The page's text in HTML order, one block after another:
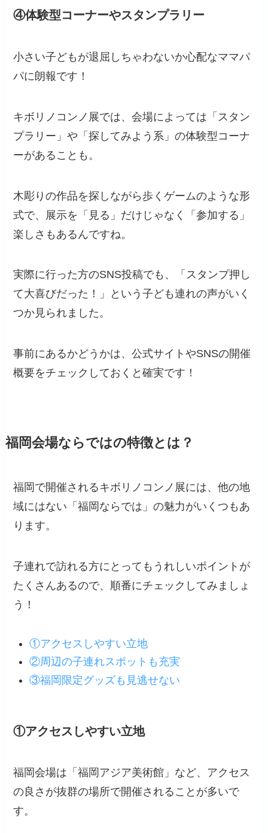
④体験型コーナーやスタンプラリー
小さい子どもが退屈しちゃわないか心配なママパ
パに朗報です！
キボリノコンノ展では、会場によっては「スタン
プラリー」や「探してみよう系」の体験型コーナ
ーがあることも。
木彫りの作品を探しながら歩くゲームのような形
式で、展示を「見る」だけじゃなく「参加する」
楽しさもあるんですね。
実際に行った方のSNS投稿でも、「スタンプ押し
て大喜びだった！」という子ども連れの声がいく
つか見られました。
事前にあるかどうかは、公式サイトやSNSの開催
概要をチェックしておくと確実です！
福岡会場ならではの特徴とは？
福岡で開催されるキボリノコンノ展には、他の地
域にはない「福岡ならでは」の魅力がいくつもあ
ります。
子連れで訪れる方にとってもうれしいポイントが
たくさんあるので、順番にチェックしてみましょ
う！
①アクセスしやすい立地
②周辺の子連れスポットも充実
③福岡限定グッズも見逃せない
①アクセスしやすい立地
福岡会場は「福岡アジア美術館」など、アクセス
の良さが抜群の場所で開催されることが多いで
す。